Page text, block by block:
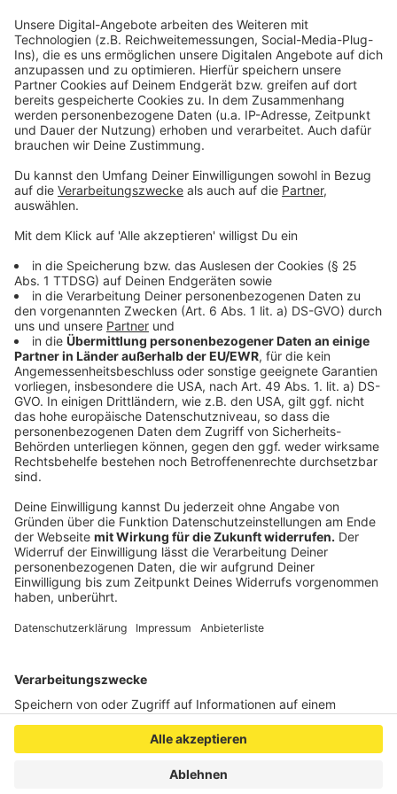
vorgenommen. Seine "Der will nur spielen"-Shows
fanden deutschlandweit großen Anklang, auch jetzt in
der Schweiz - wie es Rütter im Interview mit uns
verrät. Das große Tourfinale ist am 5. April in
Oberhausen, in der Rudolf Weber-ARENA. Einige
Resttickets seien noch verfügbar. "Es wird außerdem
eine echt Ikone des Ruhrpotts einen Auftritt haben.
Wer das ist, kann ich noch nicht verraten", gibt Rütter
bei uns bekannt.
Anzeige
Was Rütter von Schweizern gelernt hat
Anzeige
Der 54-Jährige spielte einige Shows in der Schweiz
und kam im Gespräch mit Jürgen Bangert ins
Schwärmen. Darüber, wie Schweizerinnen und
Schweizer zum Hund stehen, wie sie mit Hunden
umgehen und überhaupt hat es die Lebensweise der
Eidgenossen Rütter richtig angetan. Was er genau
damit meint, hört ihr hier im ausführlichen Interview.
Anzeige
Anzeige